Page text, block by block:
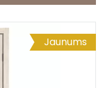
Jaunums